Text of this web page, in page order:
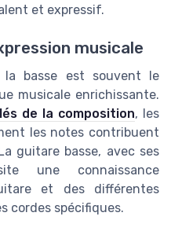
et expressif.
musicale
la basse est souvent le
musicale enrichissante.
de la composition, les
les notes contribuent
guitare basse, avec ses
une connaissance
et des différentes
cordes spécifiques.